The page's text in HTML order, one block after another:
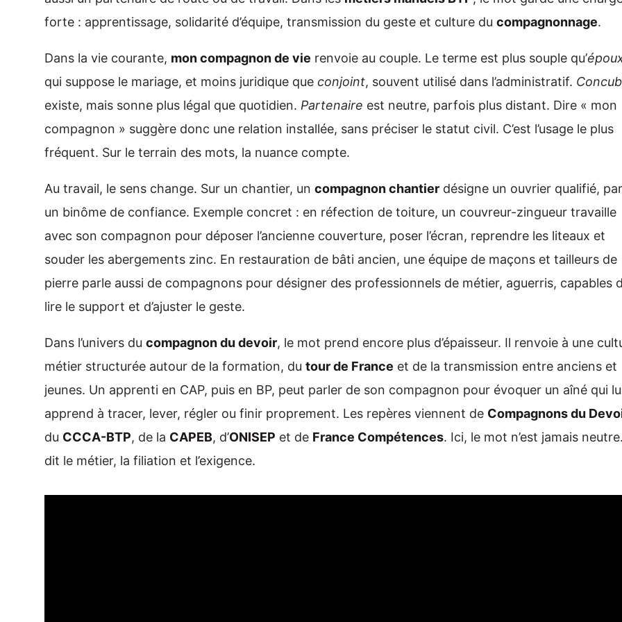
forte : apprentissage, solidarité d’équipe, transmission du geste et culture du compagnonnage.
Dans la vie courante, mon compagnon de vie renvoie au couple. Le terme est plus souple qu’
qui suppose le mariage, et moins juridique que conjoint, souvent utilisé dans l’administratif.
existe, mais sonne plus légal que quotidien. Partenaire est neutre, parfois plus distant. Dire « mon
compagnon » suggère donc une relation installée, sans préciser le statut civil. C’est l’usage le plus
fréquent. Sur le terrain des mots, la nuance compte.
Au travail, le sens change. Sur un chantier, un compagnon chantier désigne un ouvrier qualifié,
un binôme de confiance. Exemple concret : en réfection de toiture, un couvreur-zingueur travaille
avec son compagnon pour déposer l’ancienne couverture, poser l’écran, reprendre les liteaux et
souder les abergements zinc. En restauration de bâti ancien, une équipe de maçons et tailleurs de
pierre parle aussi de compagnons pour désigner des professionnels de métier, aguerris, capables
lire le support et d’ajuster le geste.
Dans l’univers du compagnon du devoir, le mot prend encore plus d’épaisseur. Il renvoie à une
métier structurée autour de la formation, du tour de France et de la transmission entre anciens et
jeunes. Un apprenti en CAP, puis en BP, peut parler de son compagnon pour évoquer un aîné qui
apprend à tracer, lever, régler ou finir proprement. Les repères viennent de Compagnons du
du CCCA-BTP, de la CAPEB, d’ONISEP et de France Compétences. Ici, le mot n’est jamais
dit le métier, la filiation et l’exigence.